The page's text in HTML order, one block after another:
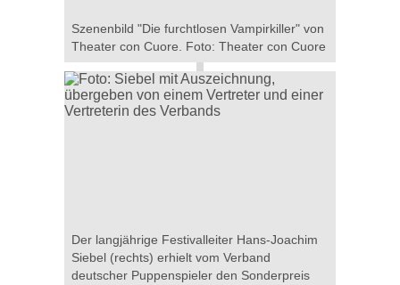
Szenenbild "Die furchtlosen Vampirkiller" von
Theater con Cuore. Foto: Theater con Cuore
Der langjährige Festivalleiter Hans-Joachim
Siebel (rechts) erhielt vom Verband
deutscher Puppenspieler den Sonderpreis